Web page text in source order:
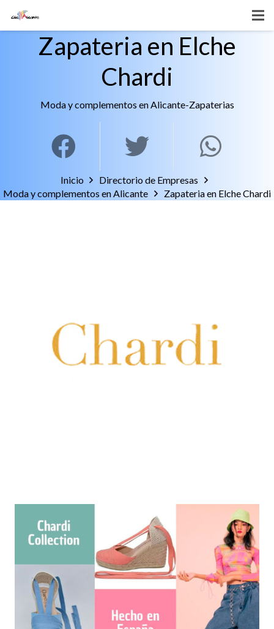
Zapateria en Elche
Chardi
Moda y complementos en Alicante-Zapaterias
Inicio
Directorio de Empresas
Moda y complementos en Alicante
Zapateria en Elche Chardi